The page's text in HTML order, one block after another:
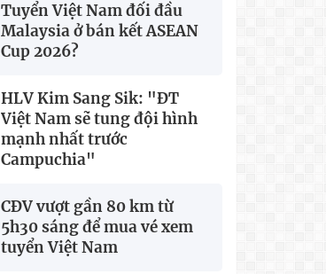
Tuyển Việt Nam đối đầu
Malaysia ở bán kết ASEAN
Cup 2026?
HLV Kim Sang Sik: "ĐT
Việt Nam sẽ tung đội hình
mạnh nhất trước
Campuchia"
CĐV vượt gần 80 km từ
5h30 sáng để mua vé xem
tuyển Việt Nam